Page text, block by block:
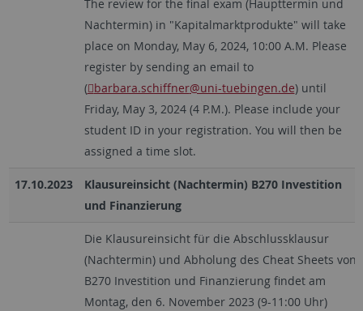
The review for the final exam (Haupttermin und
Nachtermin) in "Kapitalmarktprodukte" will take
place on Monday, May 6, 2024, 10:00 A.M. Please
register by sending an email to
( barbara.schiffner@uni-tuebingen.de) until
Friday, May 3, 2024 (4 P.M.). Please include your
student ID in your registration. You will then be
assigned a time slot.
17.10.2023
Klausureinsicht (Nachtermin) B270 Investition
und Finanzierung
Die Klausureinsicht für die Abschlussklausur
(Nachtermin) und Abholung des Cheat Sheets von
B270 Investition und Finanzierung findet am
Montag, den 6. November 2023 (9-11:00 Uhr)